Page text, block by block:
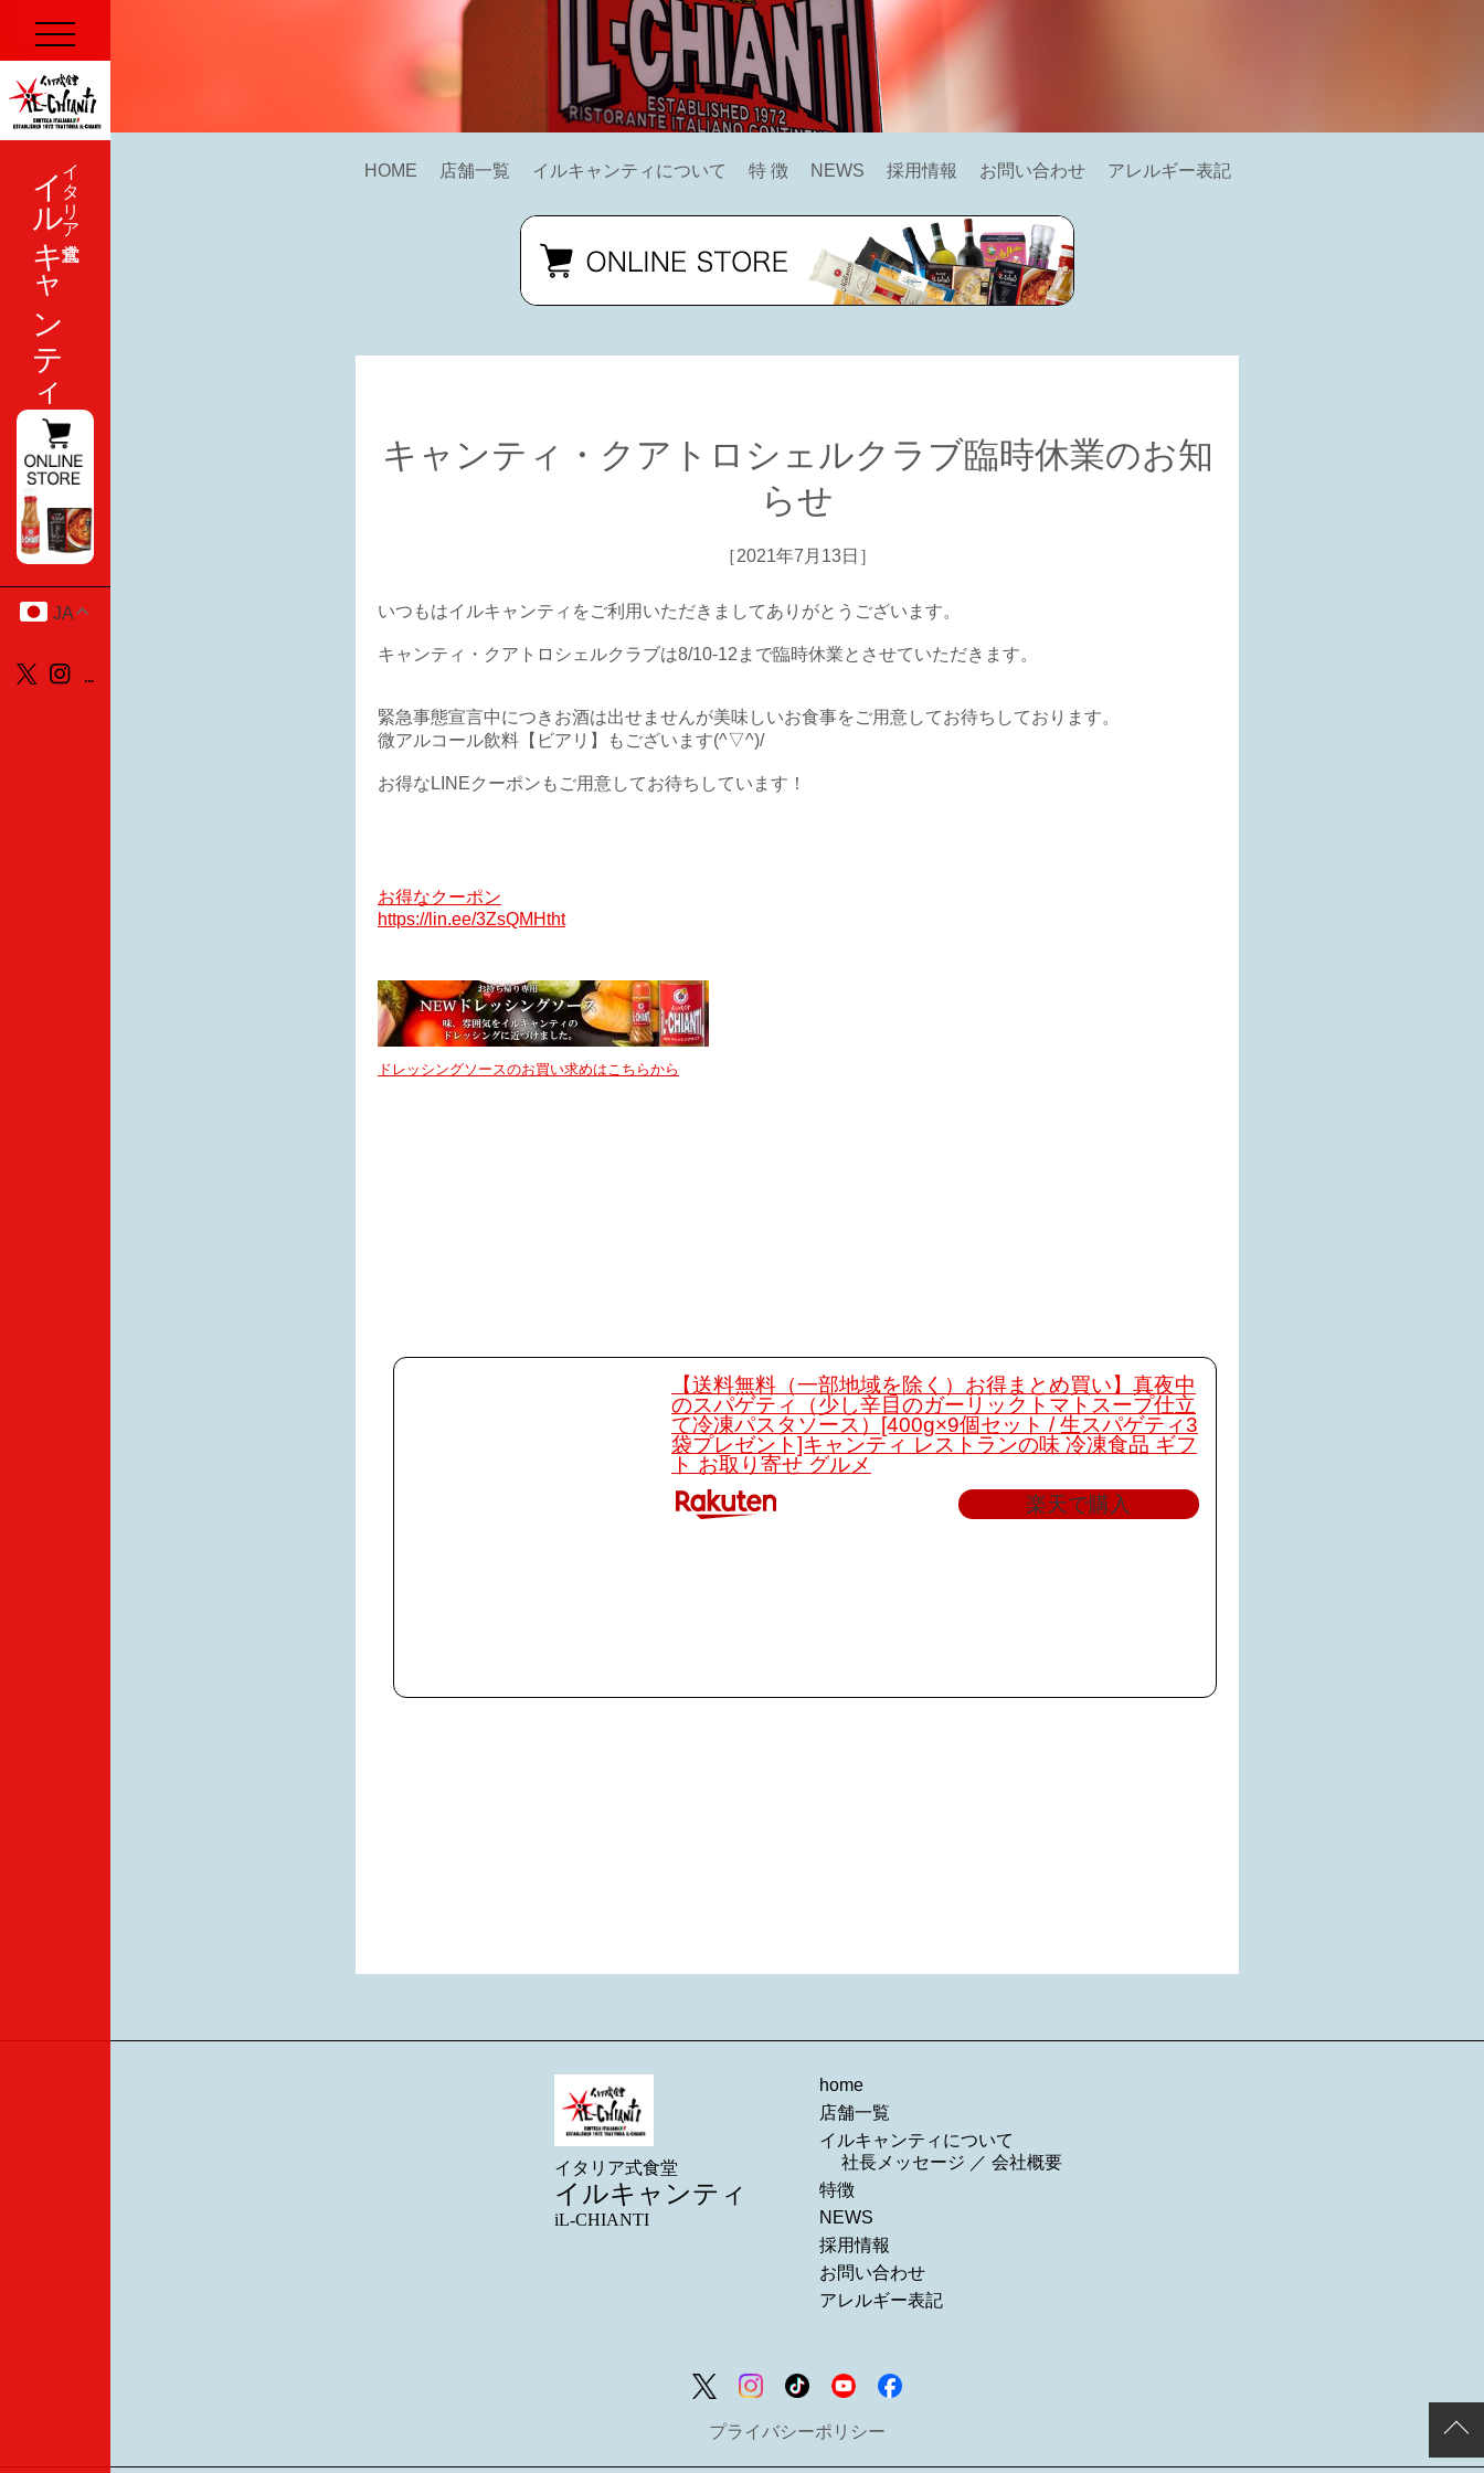
イタリア式食堂
イルキャンティ
JA
HOME 店舗一覧 イルキャンティについて 特 徴 NEWS 採用情報 お問い合わせ アレルギー表記
キャンティ・クアトロシェルクラブ臨時休業のお知
らせ
［2021年7月13日］
いつもはイルキャンティをご利用いただきましてありがとうございます。
キャンティ・クアトロシェルクラブは8/10-12まで臨時休業とさせていただきます。
緊急事態宣言中につきお酒は出せませんが美味しいお食事をご用意してお待ちしております。
微アルコール飲料【ビアリ】もございます(^▽^)/
お得なLINEクーポンもご用意してお待ちしています！
お得なクーポン
https://lin.ee/3ZsQMHtht
ドレッシングソースのお買い求めはこちらから
【送料無料（一部地域を除く）お得まとめ買い】真夜中
のスパゲティ（少し辛目のガーリックトマトスープ仕立
て冷凍パスタソース）[400g×9個セット / 生スパゲティ3
袋プレゼント]キャンティ レストランの味 冷凍食品 ギフ
ト お取り寄せ グルメ
楽天で購入
イタリア式食堂
イルキャンティ
iL-CHIANTI
home
店舗一覧
イルキャンティについて
社長メッセージ ／ 会社概要
特徴
NEWS
採用情報
お問い合わせ
アレルギー表記
プライバシーポリシー